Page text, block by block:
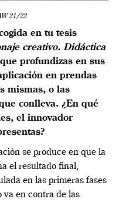
21/22
en tu tesis
creativo. Didáctica
profundizas en sus
en prendas
mismas, o las
conlleva. ¿En qué
el innovador
se produce en que la
el resultado final,
en las primeras fases
va en contra de las